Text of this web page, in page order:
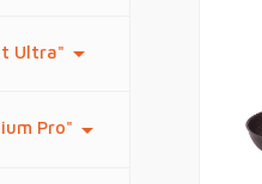
Ultra" arrow_drop_down
Pro" arrow_drop_down